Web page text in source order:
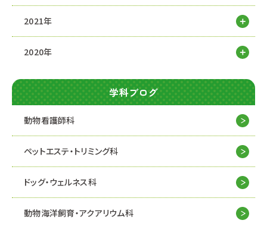
2021年
2020年
学科ブログ
動物看護師科
ペットエステ・トリミング科
ドッグ・ウェルネス科
動物海洋飼育・アクアリウム科